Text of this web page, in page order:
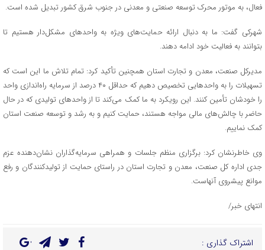
فعال، به موتور محرک توسعه صنعتی و معدنی در جنوب شرق کشور تبدیل شده است.
شهرکی گفت: ما به دنبال ارائه حمایت‌های ویژه به واحدهای مشکل‌دار هستیم تا
بتوانند به فعالیت خود ادامه دهند.
مدیرکل صنعت، معدن و تجارت استان همچنین تأکید کرد: تمام تلاش ما این است که
تسهیلات را به واحدهایی تخصیص دهیم که حداقل ۴۰ درصد از سرمایه راه‌اندازی واحد
را خودشان تأمین کنند. این رویکرد به ما کمک می‌کند تا از واحدهای تولیدی که در حال
حاضر با چالش‌های مالی مواجه هستند، حمایت کنیم و به رشد و توسعه صنعت استان
کمک نماییم.
وی خاطرنشان کرد: برگزاری منظم جلسات و همراهی سرمایه‌گذاران نشان‌دهنده عزم
جدی اداره کل صنعت، معدن و تجارت استان در راستای حمایت از تولیدکنندگان و رفع
موانع پیشروی آنهاست.
انتهای خبر/
اشتراک گذاری :